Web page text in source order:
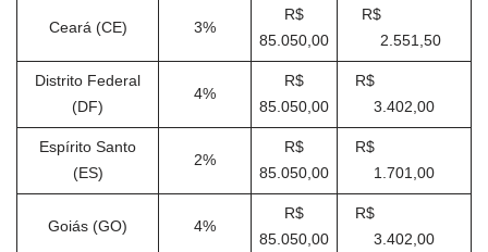
Ceará (CE) 3%
R$
85.050,00
R$
2.551,50
Distrito Federal
(DF)
4%
R$
85.050,00
R$
3.402,00
Espírito Santo
(ES)
2%
R$
85.050,00
R$
1.701,00
Goiás (GO) 4%
R$
85.050,00
R$
3.402,00